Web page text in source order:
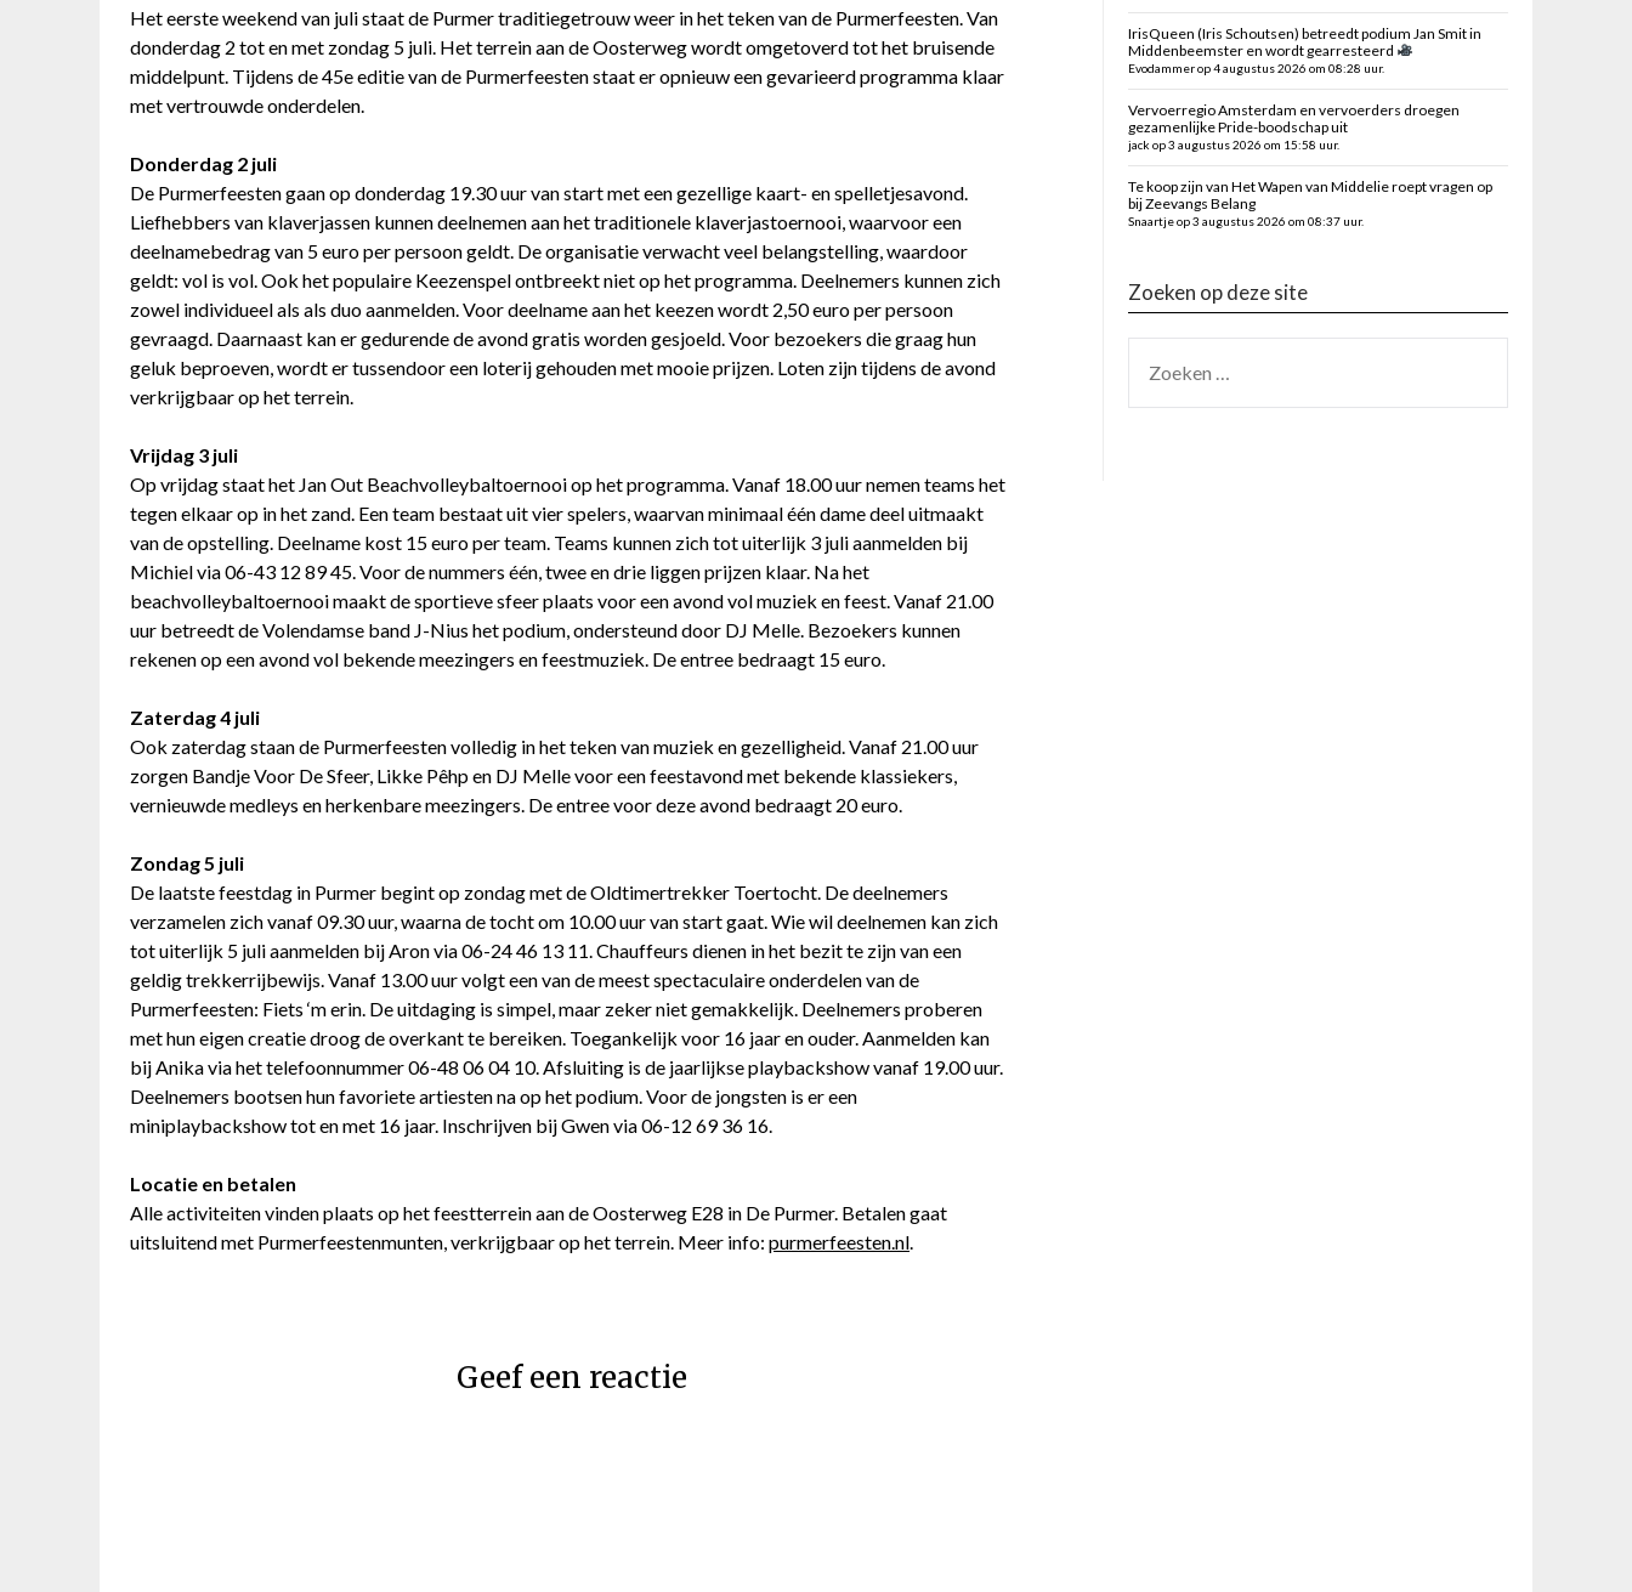
Het eerste weekend van juli staat de Purmer traditiegetrouw weer in het teken van de Purmerfeesten. Van
donderdag 2 tot en met zondag 5 juli. Het terrein aan de Oosterweg wordt omgetoverd tot het bruisende
middelpunt. Tijdens de 45e editie van de Purmerfeesten staat er opnieuw een gevarieerd programma klaar
met vertrouwde onderdelen.
Donderdag 2 juli
De Purmerfeesten gaan op donderdag 19.30 uur van start met een gezellige kaart- en spelletjesavond.
Liefhebbers van klaverjassen kunnen deelnemen aan het traditionele klaverjastoernooi, waarvoor een
deelnamebedrag van 5 euro per persoon geldt. De organisatie verwacht veel belangstelling, waardoor
geldt: vol is vol. Ook het populaire Keezenspel ontbreekt niet op het programma. Deelnemers kunnen zich
zowel individueel als als duo aanmelden. Voor deelname aan het keezen wordt 2,50 euro per persoon
gevraagd. Daarnaast kan er gedurende de avond gratis worden gesjoeld. Voor bezoekers die graag hun
geluk beproeven, wordt er tussendoor een loterij gehouden met mooie prijzen. Loten zijn tijdens de avond
verkrijgbaar op het terrein.
Vrijdag 3 juli
Op vrijdag staat het Jan Out Beachvolleybaltoernooi op het programma. Vanaf 18.00 uur nemen teams het
tegen elkaar op in het zand. Een team bestaat uit vier spelers, waarvan minimaal één dame deel uitmaakt
van de opstelling. Deelname kost 15 euro per team. Teams kunnen zich tot uiterlijk 3 juli aanmelden bij
Michiel via 06-43 12 89 45. Voor de nummers één, twee en drie liggen prijzen klaar. Na het
beachvolleybaltoernooi maakt de sportieve sfeer plaats voor een avond vol muziek en feest. Vanaf 21.00
uur betreedt de Volendamse band J-Nius het podium, ondersteund door DJ Melle. Bezoekers kunnen
rekenen op een avond vol bekende meezingers en feestmuziek. De entree bedraagt 15 euro.
Zaterdag 4 juli
Ook zaterdag staan de Purmerfeesten volledig in het teken van muziek en gezelligheid. Vanaf 21.00 uur
zorgen Bandje Voor De Sfeer, Likke Pêhp en DJ Melle voor een feestavond met bekende klassiekers,
vernieuwde medleys en herkenbare meezingers. De entree voor deze avond bedraagt 20 euro.
Zondag 5 juli
De laatste feestdag in Purmer begint op zondag met de Oldtimertrekker Toertocht. De deelnemers
verzamelen zich vanaf 09.30 uur, waarna de tocht om 10.00 uur van start gaat. Wie wil deelnemen kan zich
tot uiterlijk 5 juli aanmelden bij Aron via 06-24 46 13 11. Chauffeurs dienen in het bezit te zijn van een
geldig trekkerrijbewijs. Vanaf 13.00 uur volgt een van de meest spectaculaire onderdelen van de
Purmerfeesten: Fiets ‘m erin. De uitdaging is simpel, maar zeker niet gemakkelijk. Deelnemers proberen
met hun eigen creatie droog de overkant te bereiken. Toegankelijk voor 16 jaar en ouder. Aanmelden kan
bij Anika via het telefoonnummer 06-48 06 04 10. Afsluiting is de jaarlijkse playbackshow vanaf 19.00 uur.
Deelnemers bootsen hun favoriete artiesten na op het podium. Voor de jongsten is er een
miniplaybackshow tot en met 16 jaar. Inschrijven bij Gwen via 06-12 69 36 16.
Locatie en betalen
Alle activiteiten vinden plaats op het feestterrein aan de Oosterweg E28 in De Purmer. Betalen gaat
uitsluitend met Purmerfeestenmunten, verkrijgbaar op het terrein. Meer info: purmerfeesten.nl
Geef een reactie
IrisQueen (Iris Schoutsen) betreedt podium Jan Smit in
Middenbeemster en wordt gearresteerd
Evodammer op 4 augustus 2026 om 08:28 uur.
Vervoerregio Amsterdam en vervoerders droegen
gezamenlijke Pride-boodschap uit
jack op 3 augustus 2026 om 15:58 uur.
Te koop zijn van Het Wapen van Middelie roept vragen op
bij Zeevangs Belang
Snaartje op 3 augustus 2026 om 08:37 uur.
Zoeken op deze site